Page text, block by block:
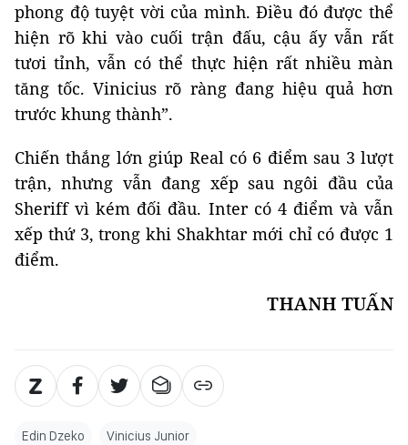
phong độ tuyệt vời của mình. Điều đó được thể
hiện rõ khi vào cuối trận đấu, cậu ấy vẫn rất
tươi tỉnh, vẫn có thể thực hiện rất nhiều màn
tăng tốc. Vinicius rõ ràng đang hiệu quả hơn
trước khung thành”.
Chiến thắng lớn giúp Real có 6 điểm sau 3 lượt
trận, nhưng vẫn đang xếp sau ngôi đầu của
Sheriff vì kém đối đầu. Inter có 4 điểm và vẫn
xếp thứ 3, trong khi Shakhtar mới chỉ có được 1
điểm.
THANH TUẤN
Edin Dzeko Vinicius Junior